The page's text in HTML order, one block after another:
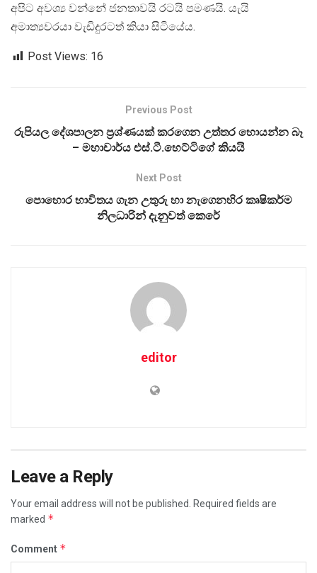
අපිට අවශ්‍ය වන්නේ ජනතාවයි රටයි පමණයි. යැයි
අමාත්‍යවරයා වැඩිදුරටත් කියා සිටියේය.
Post Views: 16
Previous Post
රුපියල දේශපාලන ප්‍රශ්ණයක් කරගෙන උත්තර හොයන්න බෑ
– මහාචාර්ය එස්.ටී.හෙට්ටිගේ කියයි
Next Post
පොහොර භාවිතය ගැන උතුරු හා නැගෙනහිර කෘෂිකර්ම
නිලධාරින් දැනුවත් කෙරේ
editor
Leave a Reply
Your email address will not be published.
Required fields are
marked *
Comment *